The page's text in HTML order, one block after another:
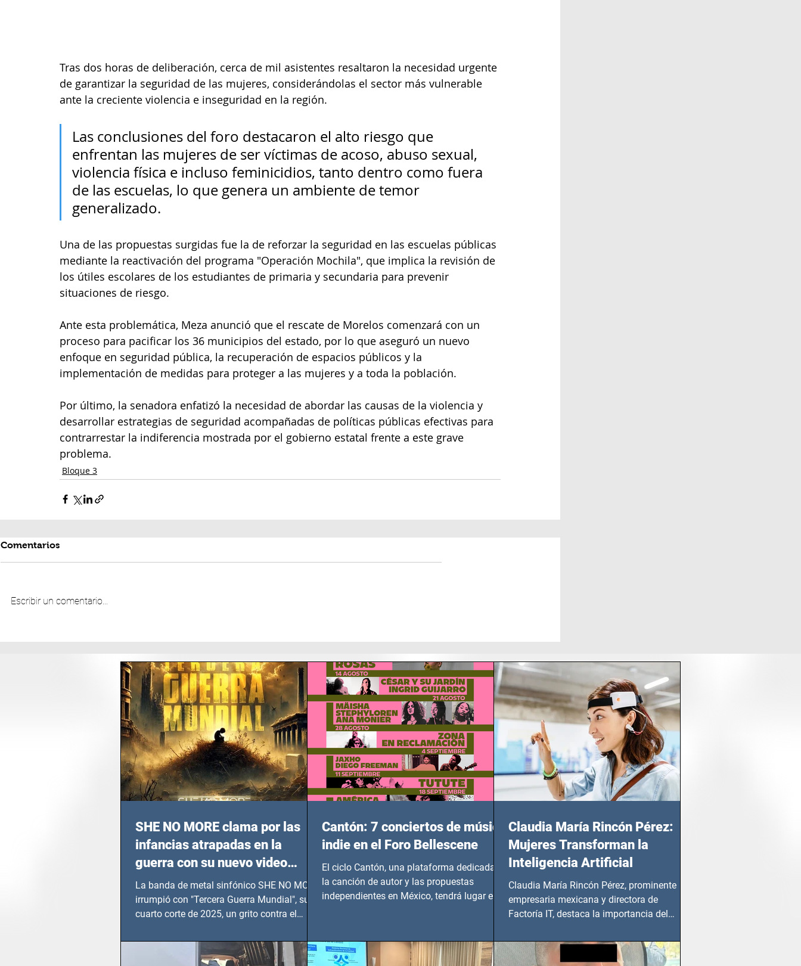
Tras dos horas de deliberación, cerca de mil asistentes resaltaron la necesidad urgente
de garantizar la seguridad de las mujeres, considerándolas el sector más vulnerable
ante la creciente violencia e inseguridad en la región.
Las conclusiones del foro destacaron el alto riesgo que
enfrentan las mujeres de ser víctimas de acoso, abuso sexual,
violencia física e incluso feminicidios, tanto dentro como fuera
de las escuelas, lo que genera un ambiente de temor
generalizado.
Una de las propuestas surgidas fue la de reforzar la seguridad en las escuelas públicas
mediante la reactivación del programa "Operación Mochila", que implica la revisión de
los útiles escolares de los estudiantes de primaria y secundaria para prevenir
situaciones de riesgo.
Ante esta problemática, Meza anunció que el rescate de Morelos comenzará con un
proceso para pacificar los 36 municipios del estado, por lo que aseguró un nuevo
enfoque en seguridad pública, la recuperación de espacios públicos y la
implementación de medidas para proteger a las mujeres y a toda la población.
Por último, la senadora enfatizó la necesidad de abordar las causas de la violencia y
desarrollar estrategias de seguridad acompañadas de políticas públicas efectivas para
contrarrestar la indiferencia mostrada por el gobierno estatal frente a este grave
problema.
Bloque 3
Comentarios
Escribir un comentario...
SHE NO MORE clama por las
infancias atrapadas en la
guerra con su nuevo video
TERCERA GUERRA MUNDIAL
La banda de metal sinfónico SHE NO MORE
irrumpió con "Tercera Guerra Mundial", su
cuarto corte de 2025, un grito contra el
en epicentros bélicos.
Cantón: 7 conciertos de música
indie en el Foro Bellescene
El ciclo Cantón, una plataforma dedicada a
la canción de autor y las propuestas
independientes en México, tendrá lugar en el
del 14 de agosto al 25 de septiembre, a las
20:00 horas.
Claudia María Rincón Pérez:
Mujeres Transforman la
Inteligencia Artificial
Claudia María Rincón Pérez, prominente
empresaria mexicana y directora de
Factoría IT, destaca la importancia del